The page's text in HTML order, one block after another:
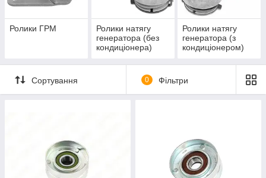
Ролики ГРМ
Ролики натягу
генератора (без
кондиціонера)
Ролики натягу
генератора (з
кондиціонером)
Сортування 0 Фільтри